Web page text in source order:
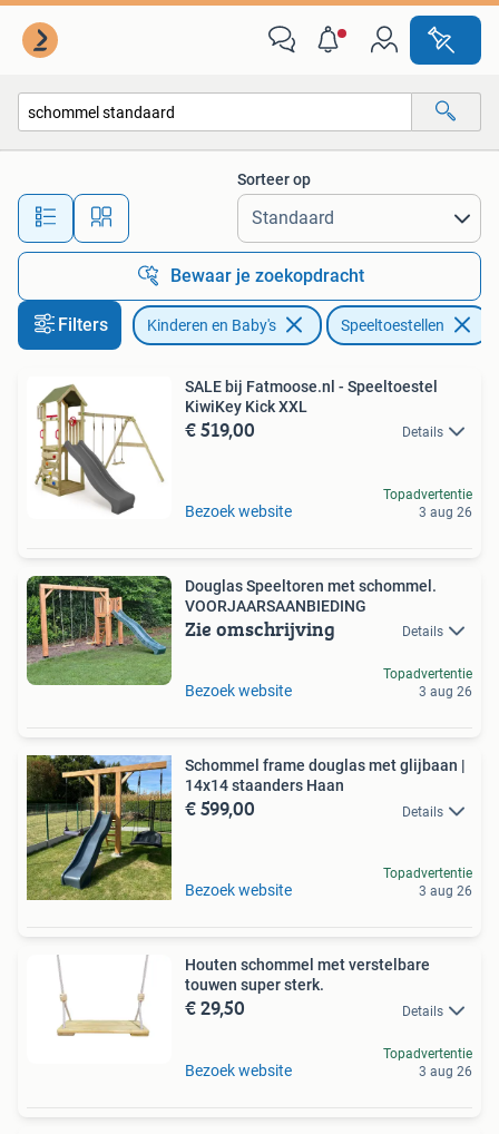
Alle afstanden…
Sorteer op
Bewaar je zoekopdracht
Filters Kinderen en Baby's Speeltoestellen
SALE bij Fatmoose.nl - Speeltoestel
KiwiKey Kick XXL
€ 519,00 Details
Bezoek website
Topadvertentie
3 aug 26
Douglas Speeltoren met schommel.
VOORJAARSAANBIEDING
Zie omschrijving Details
Bezoek website
Topadvertentie
3 aug 26
Schommel frame douglas met glijbaan |
14x14 staanders Haan
€ 599,00 Details
Bezoek website
Topadvertentie
3 aug 26
Houten schommel met verstelbare
touwen super sterk.
€ 29,50 Details
Bezoek website
Topadvertentie
3 aug 26